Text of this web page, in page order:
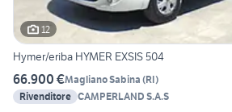
12
Hymer/eriba HYMER EXSIS 504
66.900 €Magliano Sabina (RI)
Rivenditore CAMPERLAND S.A.S